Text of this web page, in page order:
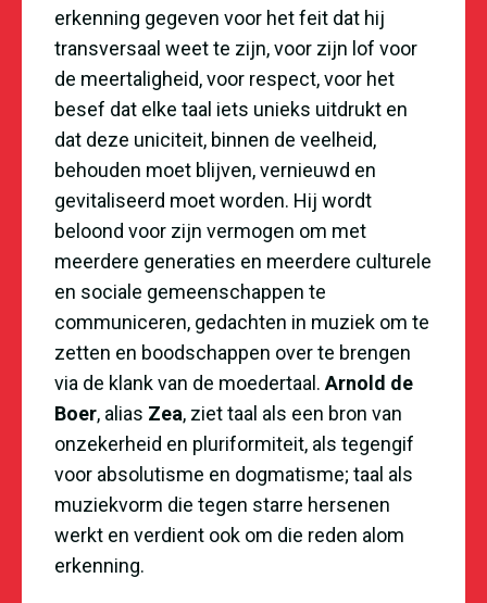
erkenning gegeven voor het feit dat hij
transversaal weet te zijn, voor zijn lof voor
de meertaligheid, voor respect, voor het
besef dat elke taal iets unieks uitdrukt en
dat deze uniciteit, binnen de veelheid,
behouden moet blijven, vernieuwd en
gevitaliseerd moet worden. Hij wordt
beloond voor zijn vermogen om met
meerdere generaties en meerdere culturele
en sociale gemeenschappen te
communiceren, gedachten in muziek om te
zetten en boodschappen over te brengen
via de klank van de moedertaal. Arnold de
Boer, alias Zea, ziet taal als een bron van
onzekerheid en pluriformiteit, als tegengif
voor absolutisme en dogmatisme; taal als
muziekvorm die tegen starre hersenen
werkt en verdient ook om die reden alom
erkenning.